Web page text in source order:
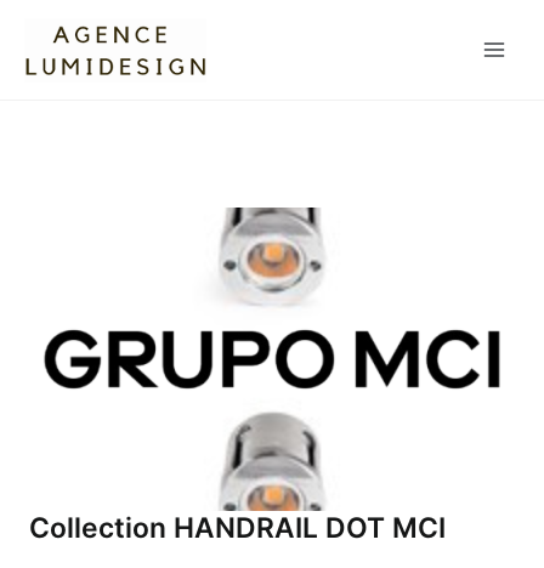
contenu
Collection HANDRAIL DOT MCI